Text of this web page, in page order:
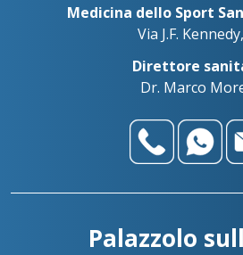
Medicina dello Sport
Via J.F.
Direttore
Dr. Marco
Palazzolo